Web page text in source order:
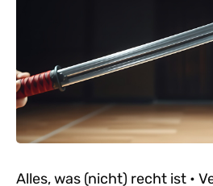
Alles, was (nicht) recht ist •